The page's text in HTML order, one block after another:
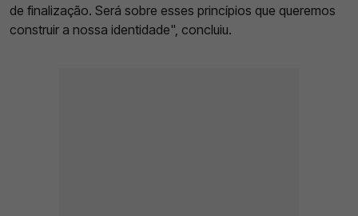
de finalização. Será sobre esses princípios que queremos
construir a nossa identidade", concluiu.